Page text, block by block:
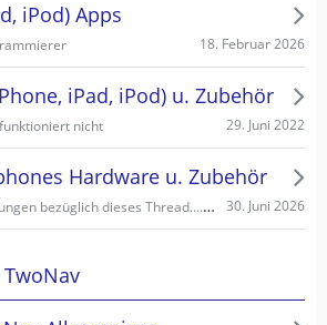
iPod) Apps
18. Februar 2026
iPad, iPod) u. Zubehör
nicht 29. Juni 2022
Hardware u. Zubehör
Osmand Typefile Änderungen bezüglich dieses Thread....., mögliche Fehlerquelle warum es nicht gehen kann... 30. Juni 2026
TwoNav